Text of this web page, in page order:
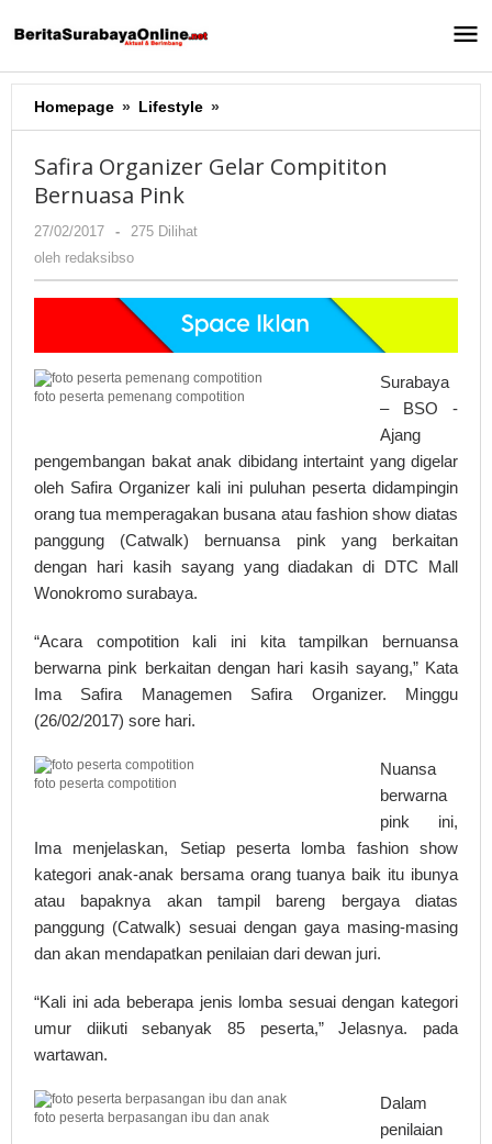
ke
Homepage » Lifestyle »
Organizer
Compititon
Safira Organizer Gelar Compititon
Bernuasa Pink
27/02/2017
oleh
redaksibso
-
275 Dilihat
oleh redaksibso
foto peserta pemenang compotition
Surabaya
– BSO ­-
Ajang
pengembangan bakat anak dibidang intertaint yang digelar
oleh Safira Organizer kali ini puluhan peserta didampingin
orang tua memperagakan busana atau fashion show diatas
panggung (Catwalk) bernuansa pink yang berkaitan
dengan hari kasih sayang yang diadakan di DTC Mall
Wonokromo surabaya.
“Acara compotition kali ini kita tampilkan bernuansa
berwarna pink berkaitan dengan hari kasih sayang,” Kata
Ima Safira Managemen Safira Organizer. Minggu
(26/02/2017) sore hari.
foto peserta compotition
Nuansa
berwarna
pink ini,
Ima menjelaskan, Setiap peserta lomba fashion show
kategori anak-anak bersama orang tuanya baik itu ibunya
atau bapaknya akan tampil bareng bergaya diatas
panggung (Catwalk) sesuai dengan gaya masing-masing
dan akan mendapatkan penilaian dari dewan juri.
“Kali ini ada beberapa jenis lomba sesuai dengan kategori
umur diikuti sebanyak 85 peserta,” Jelasnya. pada
wartawan.
foto peserta berpasangan ibu dan anak
Dalam
penilaian